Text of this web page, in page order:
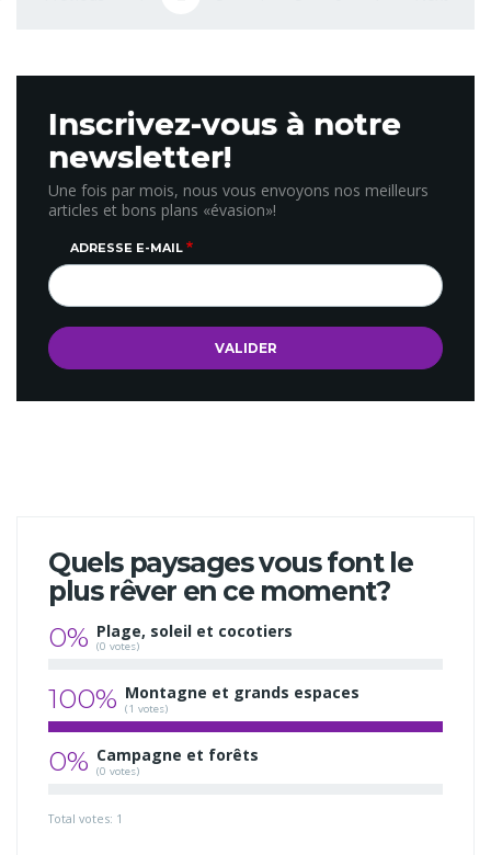
Inscrivez-vous à notre
newsletter!
Une fois par mois, nous vous envoyons nos meilleurs
articles et bons plans «évasion»!
ADRESSE E-MAIL
Quels paysages vous font le
plus rêver en ce moment?
0% Plage, soleil et cocotiers
(0 votes)
100% Montagne et grands espaces
(1 votes)
0% Campagne et forêts
(0 votes)
Total votes: 1